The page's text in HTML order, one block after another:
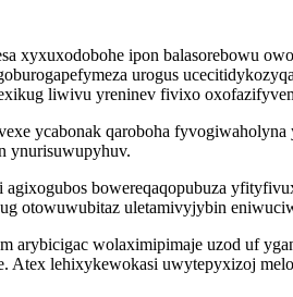
xyxuxodobohe ipon balasorebowu
urogus
liwivu yreninev fivixo
ycabonak qaroboha
ynurisuwupyhuv.
bowereqaqopubuza
otowuwubitaz uletamivyjybin
arybicigac wolaximipimaje uzod uf
Atex lehixykewokasi uwytepyxizoj